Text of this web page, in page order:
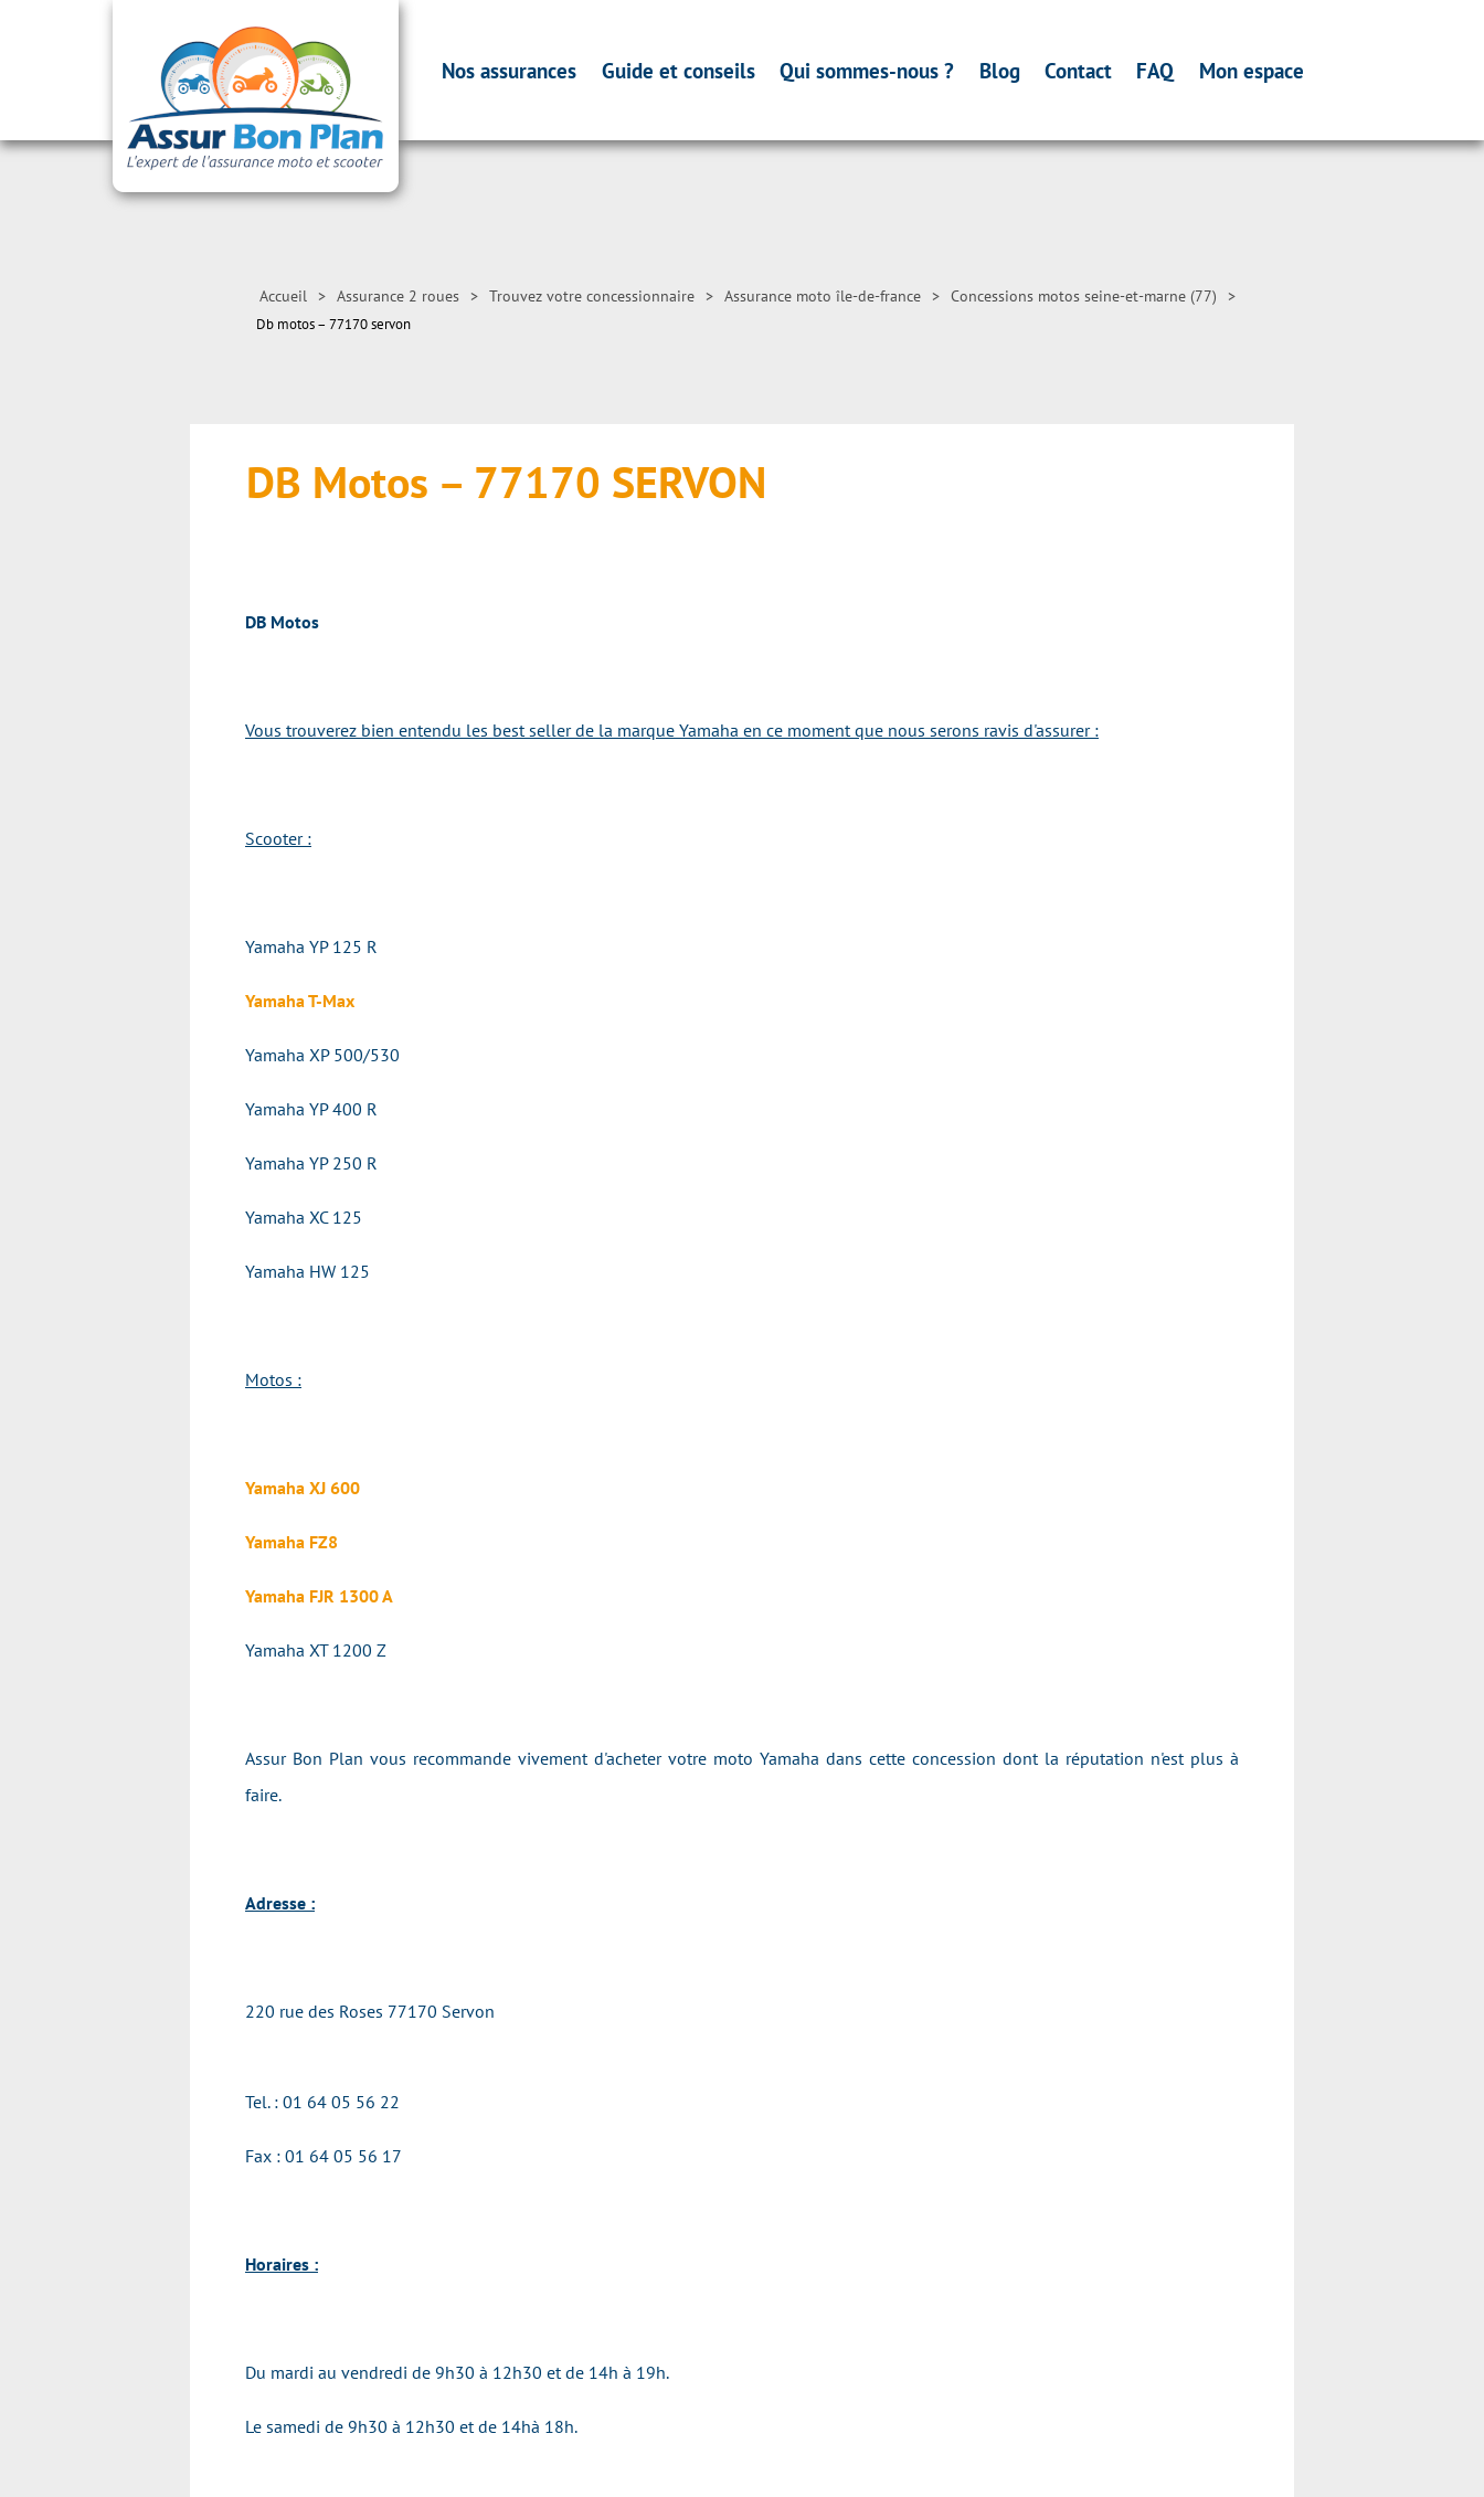
Nos assurances Guide et conseils Qui sommes-nous ? Blog Contact FAQ Mon espace
Accueil > Assurance 2 roues > Trouvez votre concessionnaire > Assurance moto île-de-france > Concessions motos seine-et-marne (77) >
Db motos – 77170 servon
DB Motos – 77170 SERVON
DB Motos
Vous trouverez bien entendu les best seller de la marque Yamaha en ce moment que nous serons ravis d'assurer :
Scooter :
Yamaha YP 125 R
Yamaha T-Max
Yamaha XP 500/530
Yamaha YP 400 R
Yamaha YP 250 R
Yamaha XC 125
Yamaha HW 125
Motos :
Yamaha XJ 600
Yamaha FZ8
Yamaha FJR 1300 A
Yamaha XT 1200 Z
Assur Bon Plan vous recommande vivement d'acheter votre moto Yamaha dans cette concession dont la réputation n'est plus à
faire.
Adresse :
220 rue des Roses 77170 Servon
Tel. : 01 64 05 56 22
Fax : 01 64 05 56 17
Horaires :
Du mardi au vendredi de 9h30 à 12h30 et de 14h à 19h.
Le samedi de 9h30 à 12h30 et de 14hà 18h.